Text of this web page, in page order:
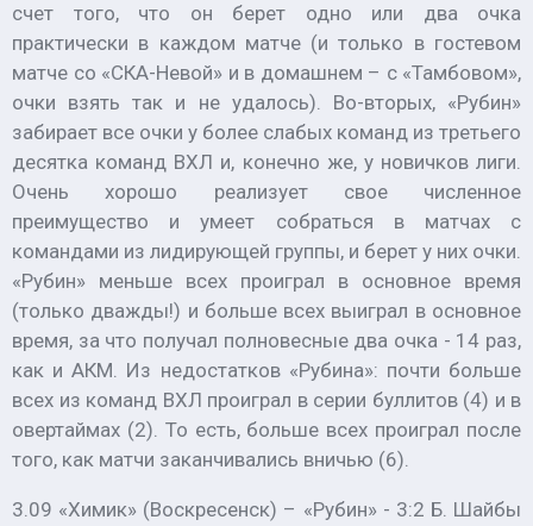
счет того, что он берет одно или два очка
практически в каждом матче (и только в гостевом
матче со «СКА-Невой» и в домашнем – с «Тамбовом»,
очки взять так и не удалось). Во-вторых, «Рубин»
забирает все очки у более слабых команд из третьего
десятка команд ВХЛ и, конечно же, у новичков лиги.
Очень хорошо реализует свое численное
преимущество и умеет собраться в матчах с
командами из лидирующей группы, и берет у них очки.
«Рубин» меньше всех проиграл в основное время
(только дважды!) и больше всех выиграл в основное
время, за что получал полновесные два очка - 14 раз,
как и АКМ. Из недостатков «Рубина»: почти больше
всех из команд ВХЛ проиграл в серии буллитов (4) и в
овертаймах (2). То есть, больше всех проиграл после
того, как матчи заканчивались вничью (6).
3.09 «Химик» (Воскресенск) – «Рубин» - 3:2 Б. Шайбы